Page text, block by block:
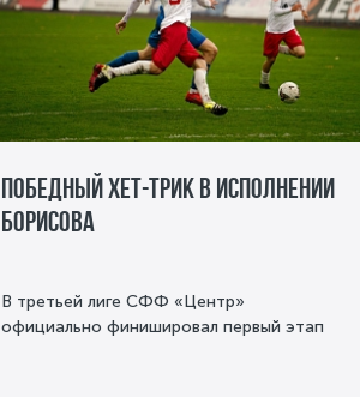
Победный хет-трик в исполнении
Борисова
В третьей лиге СФФ «Центр»
официально финишировал первый этап